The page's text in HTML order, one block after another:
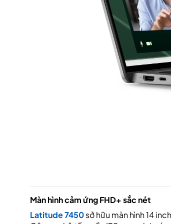
Màn hình cảm ứng FHD+ sắc nét
Latitude 7450sở hữu màn hình 14